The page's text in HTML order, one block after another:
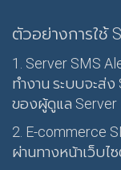
ตัวอย่างการใช้
1. Server SMS
ทำงาน ระบบจะส่
ของผู้ดูแล Server
2. E-commerce
ผ่านทางหน้าเว็บไ